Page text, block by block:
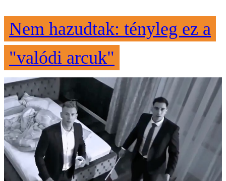
Nem hazudtak: tényleg ez a
"valódi arcuk"